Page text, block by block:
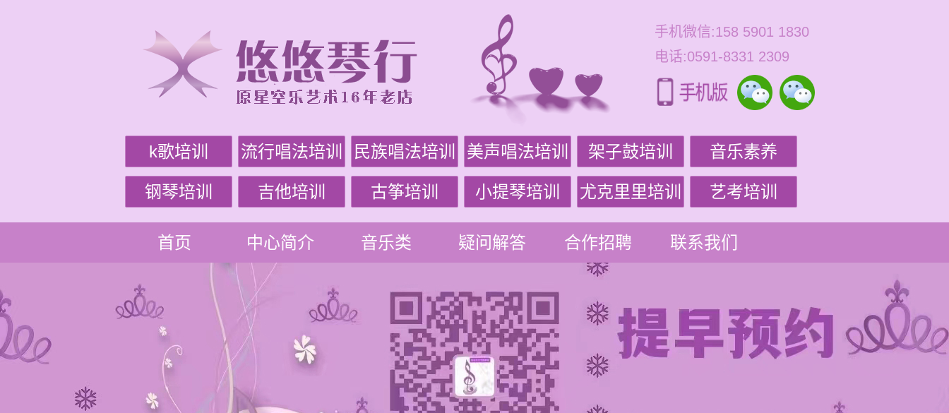
手机微信:158 5901 1830
电话:0591-8331 2309
k歌培训 流行唱法培训 民族唱法培训 美声唱法培训 架子鼓培训 音乐素养
钢琴培训 吉他培训 古筝培训 小提琴培训 尤克里里培训 艺考培训
首页 中心简介 音乐类 疑问解答 合作招聘 联系我们